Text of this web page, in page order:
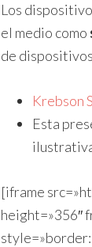
Los
el medio como
de
Krebson
Esta
[iframe
height=»356″